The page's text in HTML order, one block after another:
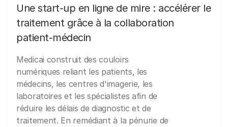
Une start-up en ligne de mire : accélérer le
traitement grâce à la collaboration
patient-médecin
Medicai construit des couloirs
numériques reliant les patients, les
médecins, les centres d'imagerie, les
laboratoires et les spécialistes afin de
réduire les délais de diagnostic et de
traitement. En remédiant à la pénurie de